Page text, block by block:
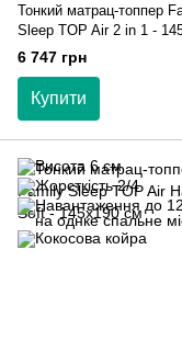
Тонкий матрац-топпер
Sleep TOP Air 2 in 1 -
см
6 747 грн
Купити